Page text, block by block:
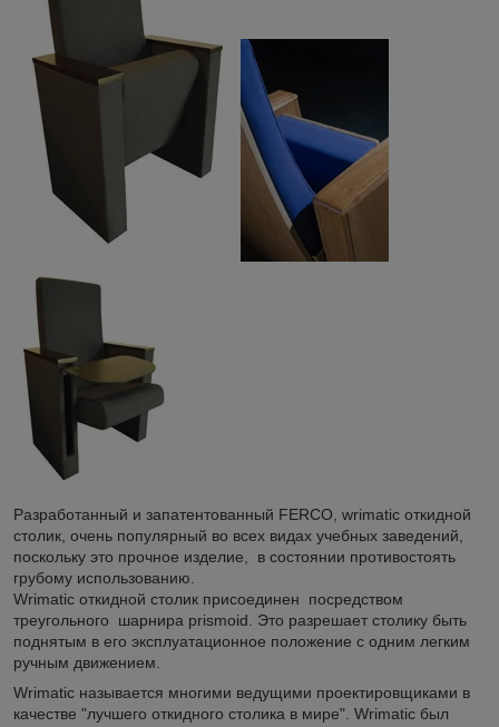
Разработанный и запатентованный FERCO, wrimatic откидной
столик, очень популярный во всех видах учебных заведений,
поскольку это прочное изделие, в состоянии противостоять
грубому использованию.
Wrimatic откидной столик присоединен посредством
треугольного шарнира prismoid. Это разрешает столику быть
поднятым в его эксплуатационное положение с одним легким
ручным движением.
Wrimatic называется многими ведущими проектировщиками в
качестве "лучшего откидного столика в мире". Wrimatic был